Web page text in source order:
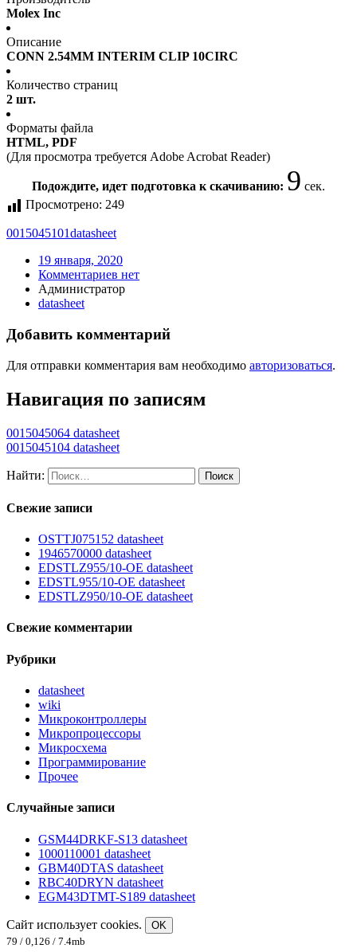
Molex Inc
Описание
CONN 2.54MM INTERIM CLIP 10CIRC
Количество страниц
2 шт.
Форматы файла
HTML, PDF
(Для просмотра требуется Adobe Acrobat Reader)
Подождите, идет подготовка к скачиванию: 9 сек.
Просмотрено: 249
0015045101datasheet
19 января, 2020
Комментариев нет
Администратор
datasheet
Добавить комментарий
Для отправки комментария вам необходимо авторизоваться.
Навигация по записям
0015045064 datasheet
0015045104 datasheet
Найти:
Свежие записи
OSTTJ075152 datasheet
1946570000 datasheet
EDSTLZ955/10-OE datasheet
EDSTL955/10-OE datasheet
EDSTLZ950/10-OE datasheet
Свежие комментарии
Рубрики
datasheet
wiki
Микроконтроллеры
Микропроцессоры
Микросхема
Программирование
Прочее
Случайные записи
GSM44DRKF-S13 datasheet
1000110001 datasheet
GBM40DTAS datasheet
RBC40DRYN datasheet
EGM43DTMT-S189 datasheet
Сайт использует cookies.
OK
79 / 0,126 / 7.4mb